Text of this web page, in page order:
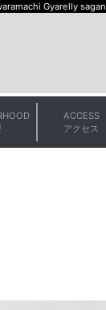
Gyarelly sagan
ACCESS
アクセス